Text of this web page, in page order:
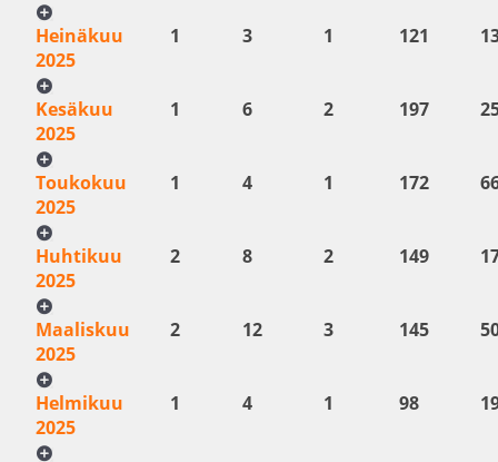
Heinäkuu
2025
1 3 1 121
Kesäkuu
2025
1 6 2 197
Toukokuu
2025
1 4 1 172
Huhtikuu
2025
2 8 2 149
Maaliskuu
2025
2 12 3 145
Helmikuu
2025
1 4 1 98